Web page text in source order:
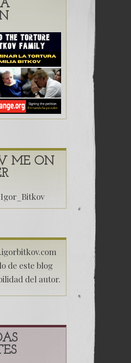
– Caso Bitkov por
DICTADURA MÁS
ME ON
de este blog
del autor.